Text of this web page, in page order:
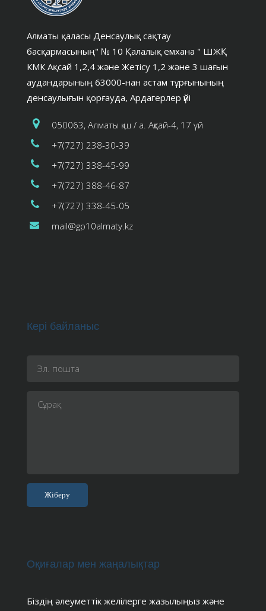
Алматы қаласы Денсаулық сақтау
басқармасының" № 10 Қалалық емхана " ШЖҚ
КМК Ақсай 1,2,4 және Жетісу 1,2 және 3 шағын
аудандарының 63000-нан астам тұрғынының
денсаулығын қорғауда, Ардагерлер үйі
050063, Алматы қ.ш / а. Ақсай-4, 17 үй
+7(727) 238-30-39
+7(727) 338-45-99
+7(727) 388-46-87
+7(727) 338-45-05
mail@gp10almaty.kz
Кері байланыс
Оқиғалар мен жаңалықтар
Біздің әлеуметтік желілерге жазылыңыз және